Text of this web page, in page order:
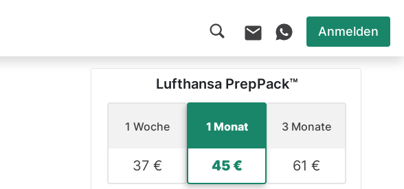
Anmelden
Lufthansa PrepPack™
1 Woche
37 €
1 Monat
45 €
3 Monate
61 €